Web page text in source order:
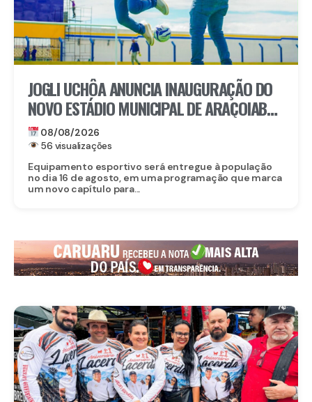
JOGLI UCHÔA ANUNCIA INAUGURAÇÃO DO
NOVO ESTÁDIO MUNICIPAL DE ARAÇOIABA,
UM DOS MAIORES INVESTIMENTOS DA
HISTÓRIA DO MUNICÍPIO
08/08/2026
56 visualizações
Equipamento esportivo será entregue à população
no dia 16 de agosto, em uma programação que marca
um novo capítulo para...